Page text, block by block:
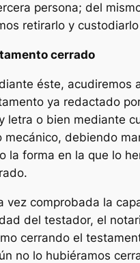
persona; del
retirarlo y
cerrado
éste, acudiremos
ya redactado
letra o bien mediante
mecánico, debiendo
la forma en la que lo
comprobada la
del testador, el
cerrando el
no lo hubiéramos